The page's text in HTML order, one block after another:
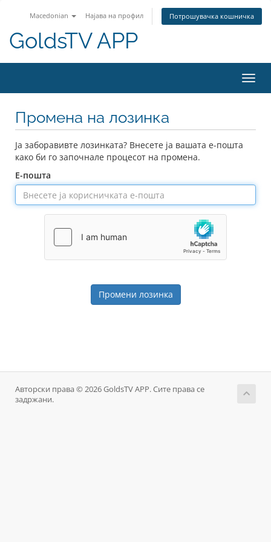
Macedonian Најава на профил Потрошувачка кошничка
GoldsTV APP
ја
Промена на лозинка
Ја заборавивте лозинката? Внесете ја вашата е-пошта
како би го започнале процесот на промена.
Е-пошта
Промени лозинка
Авторски права © 2026 GoldsTV APP. Сите права се
задржани.